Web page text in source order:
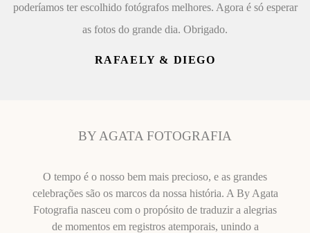
poderíamos ter escolhido fotógrafos melhores. Agora é só esperar
as fotos do grande dia. Obrigado.
RAFAELY & DIEGO
BY AGATA FOTOGRAFIA
O tempo é o nosso bem mais precioso, e as grandes
celebrações são os marcos da nossa história. A By Agata
Fotografia nasceu com o propósito de traduzir a alegrias
de momentos em registros atemporais, unindo a